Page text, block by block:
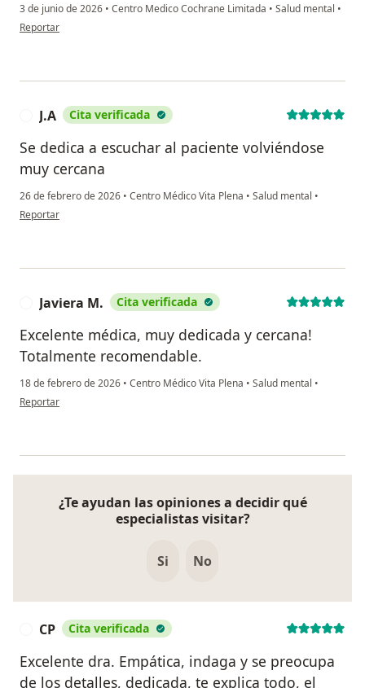
3 de junio de 2026 • Centro Medico Cochrane Limitada • Salud mental •
en opinión del usuario Pablo
Reportar
J.A Cita verificada
Se dedica a escuchar al paciente volviéndose
muy cercana
26 de febrero de 2026 • Centro Médico Vita Plena • Salud mental •
en opinión del usuario J.A
Reportar
Javiera M. Cita verificada
Excelente médica, muy dedicada y cercana!
Totalmente recomendable.
18 de febrero de 2026 • Centro Médico Vita Plena • Salud mental •
en opinión del usuario Javiera M.
Reportar
¿Te ayudan las opiniones a decidir qué
especialistas visitar?
Si No
CP Cita verificada
Excelente dra. Empática, indaga y se preocupa
de los detalles, dedicada, te explica todo, el